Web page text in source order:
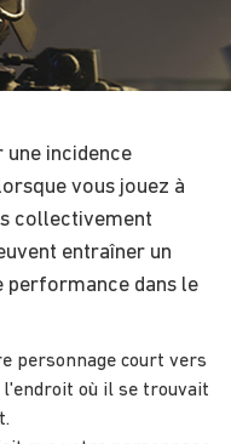
incidence
vous jouez à
collectivement
entraîner un
performance dans le
personnage court vers
où il se trouvait